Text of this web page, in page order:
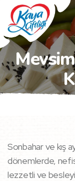
Sonbahar ve kış
dönemlerde, nefis
lezzetli ve